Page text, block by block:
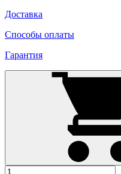
Доставка
Способы оплаты
Гарантия